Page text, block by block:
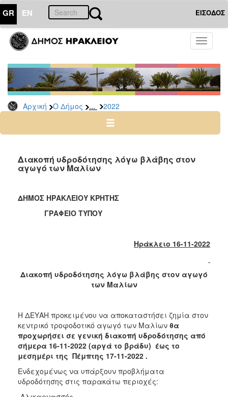
GR EN ΕΙΣΟΔΟΣ
Toggle
Αρχική Ο Δήμος ... 2022
ΔΗΜΟΣ
Δελτία
Τύπου
Αρχείο
2026
2024
2022
2020
2019
2015
2011
2010
2006
Διακοπή υδροδότησης λόγω βλάβης στον
αγωγό των Μαλίων
ΔΗΜΟΣ ΗΡΑΚΛΕΙΟΥ ΚΡΗΤΗΣ
ΓΡΑΦΕΙΟ ΤΥΠΟΥ
Ηράκλειο 16-11-2022
Διακοπή υδροδότησης λόγω βλάβης στον αγωγό
των Μαλίων
Η ΔΕΥΑΗ προκειμένου να αποκαταστήσει ζημία στον
κεντρικό τροφοδοτικό αγωγό των Μαλίων θα
προχωρήσει σε γενική διακοπή υδροδότησης από
σήμερα 16-11-2022 (αργά το βράδυ) έως το
μεσημέρι της Πέμπτης 17-11-2022 .
Ενδεχομένως να υπάρξουν προβλήματα
υδροδότησης στις παρακάτω περιοχές: